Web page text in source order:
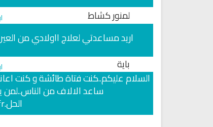
لمنور كشاط
اريد مساعدتي لعلاج ااولادي من
باية
السلام عليكم..كنت فتاة طائشة و كنت
ساعد الالاف من
الحل.0661531657presse16@hotmail.fr